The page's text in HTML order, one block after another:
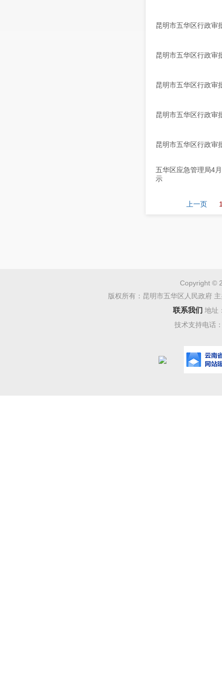
昆明市五华区行政审
昆明市五华区行政审
昆明市五华区行政审
昆明市五华区行政审
昆明市五华区行政审
五华区应急管理局4
示
上一页
Copyright ©
版权所有：昆明市五华区人民政府
联系我们 地址
技术支持电话